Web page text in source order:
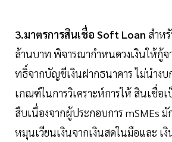
3.มาตรการสินเชื่อ Soft Loan สําห
ล้านบาท พิจารณากําหนดวงเงินให้กู้จ
ทธิ์จากบัญชีเงินฝากธนาคาร ไม่นํางบ
เกณฑ์ในการวิเคราะห์การให้ สินเชื่อเ
สืบเนื่องจากผู้ประกอบการ mSMEs มั
หมุนเวียนเงินจากเงินสดในมือและ เ